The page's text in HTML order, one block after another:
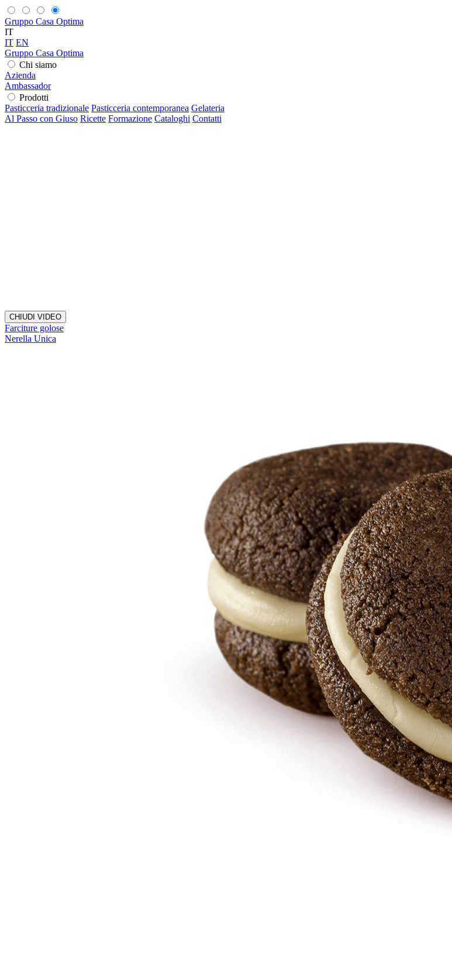
Gruppo Casa Optima
IT
IT EN
Gruppo Casa Optima
Chi siamo
Azienda
Ambassador
Prodotti
Pasticceria tradizionale Pasticceria contemporanea Gelateria
Al Passo con Giuso Ricette Formazione Cataloghi Contatti
CHIUDI VIDEO
Farciture golose
Nerella Unica